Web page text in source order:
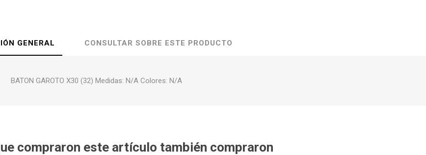
GENERAL CONSULTAR SOBRE ESTE PRODUCTO
BATON GAROTO X30 (32) Medidas: N/A Colores: N/A
compraron este artículo también compraron